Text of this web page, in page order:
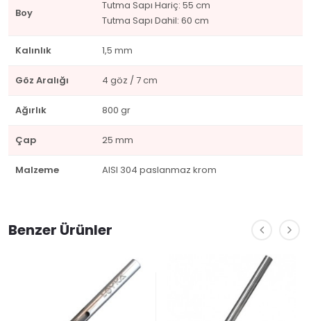
Boy
Tutma Sapı Hariç: 55 cm
Tutma Sapı Dahil: 60 cm
Kalınlık 1,5 mm
Göz Aralığı 4 göz / 7 cm
Ağırlık 800 gr
Çap 25 mm
Malzeme AISI 304 paslanmaz krom
Benzer Ürünler